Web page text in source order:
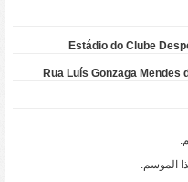
Estádio do Clube
Rua Luís Gonzaga Mendes
الموسم.